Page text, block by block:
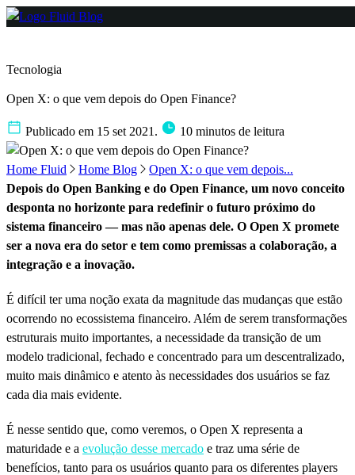
Tecnologia
Open X: o que vem depois do Open Finance?
Publicado em 15 set 2021. 10 minutos de leitura
Home Fluid Home Blog
Open X: o que vem depois...
Depois do Open Banking e do Open Finance, um novo conceito
desponta no horizonte para redefinir o futuro próximo do
sistema financeiro — mas não apenas dele. O Open X promete
ser a nova era do setor e tem como premissas a colaboração, a
integração e a inovação.
É difícil ter uma noção exata da magnitude das mudanças que estão
ocorrendo no ecossistema financeiro. Além de serem transformações
estruturais muito importantes, a necessidade da transição de um
modelo tradicional, fechado e concentrado para um descentralizado,
muito mais dinâmico e atento às necessidades dos usuários se faz
cada dia mais evidente.
É nesse sentido que, como veremos, o Open X representa a
maturidade e a evolução desse mercado e traz uma série de
benefícios, tanto para os usuários quanto para os diferentes players